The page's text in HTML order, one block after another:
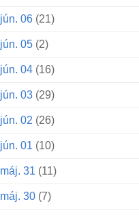
jún. 06 (21)
jún. 05 (2)
jún. 04 (16)
jún. 03 (29)
jún. 02 (26)
jún. 01 (10)
máj. 31 (11)
máj. 30 (7)